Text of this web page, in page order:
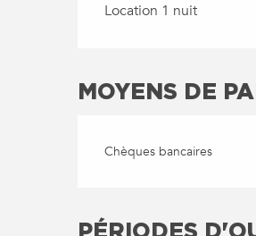
Location 1 nuit
MOYENS DE
Chèques bancaires
PÉRIODES